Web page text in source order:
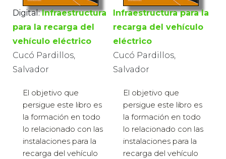
Digital: Infraestructura
para la recarga del
vehículo eléctrico
Cucó Pardillos,
Salvador
El objetivo que
persigue este libro es
la formación en todo
lo relacionado con las
instalaciones para la
recarga del vehículo
Infraestructura para la
recarga del vehículo
eléctrico
Cucó Pardillos,
Salvador
El objetivo que
persigue este libro es
la formación en todo
lo relacionado con las
instalaciones para la
recarga del vehículo